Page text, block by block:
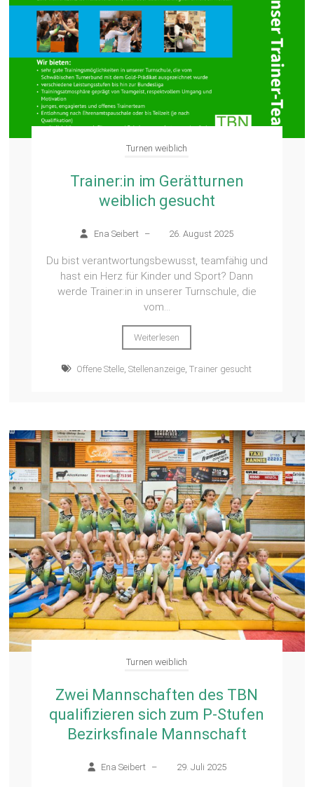
Turnen weiblich
Trainer:in im Gerätturnen
weiblich gesucht
Ena Seibert – 26. August 2025
Du bist verantwortungsbewusst, teamfähig und
hast ein Herz für Kinder und Sport? Dann
werde Trainer:in in unserer Turnschule, die
vom...
Weiterlesen
Offene Stelle, Stellenanzeige, Trainer gesucht
Turnen weiblich
Zwei Mannschaften des TBN
qualifizieren sich zum P-Stufen
Bezirksfinale Mannschaft
Ena Seibert – 29. Juli 2025